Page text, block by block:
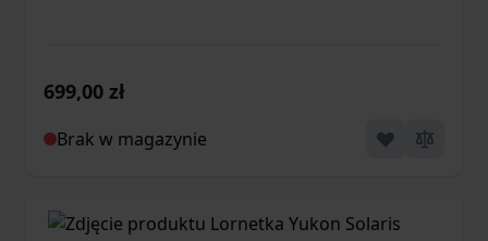
699,00 zł
Brak w magazynie